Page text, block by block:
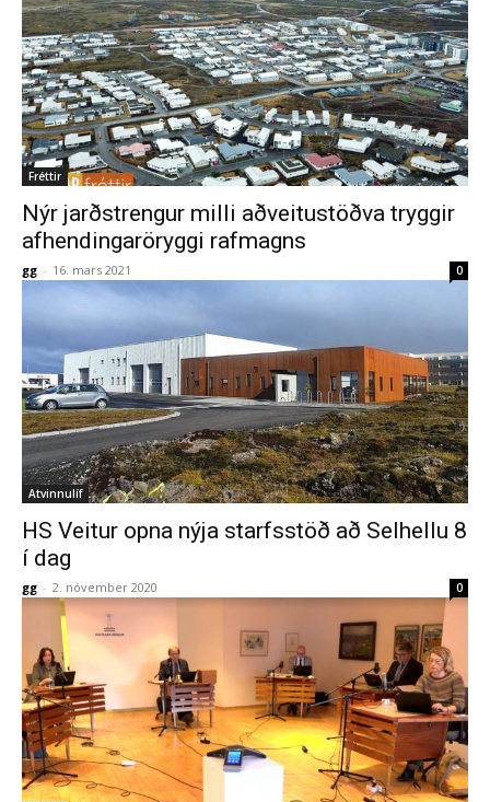
Fréttir
Nýr jarðstrengur milli aðveitustöðva tryggir
afhendingaröryggi rafmagns
gg - 16. mars 2021 0
Atvinnulíf
HS Veitur opna nýja starfsstöð að Selhellu 8
í dag
gg - 2. nóvember 2020 0